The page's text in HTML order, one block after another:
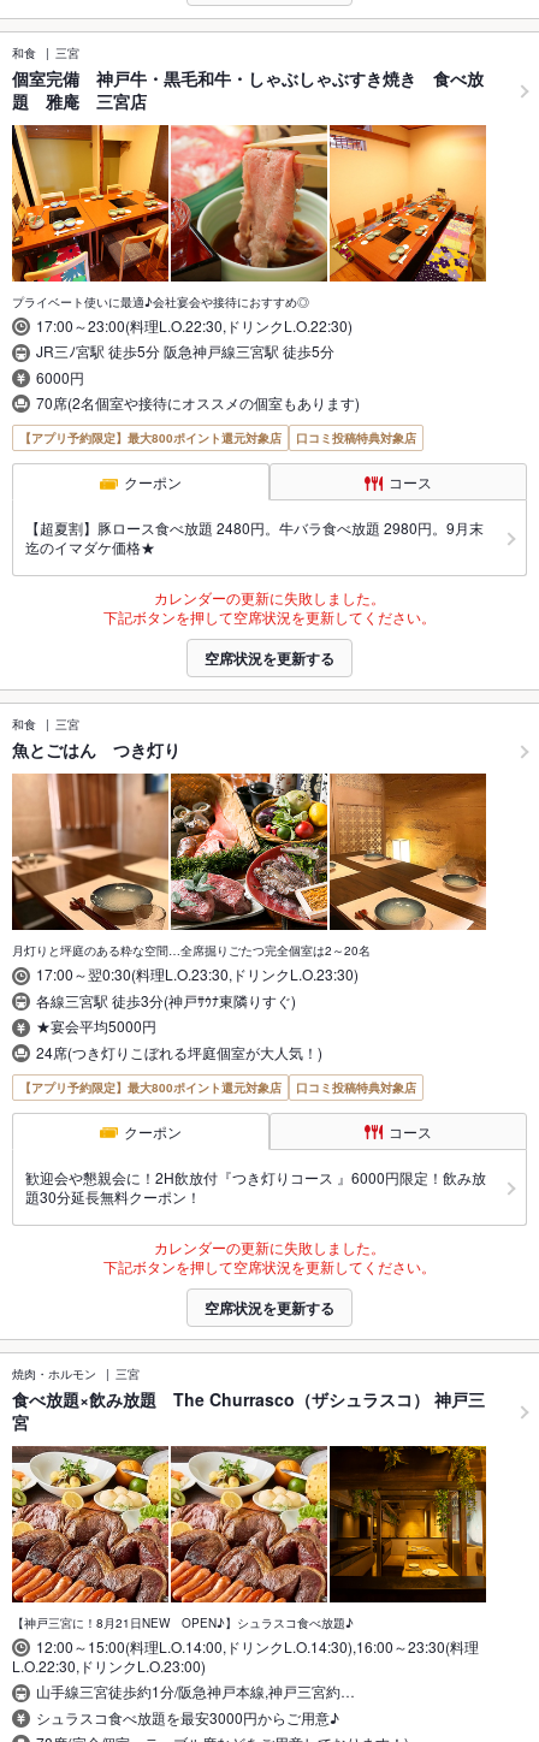
和食 三宮
個室完備 神戸牛・黒毛和牛・しゃぶしゃぶすき焼き 食べ放
題 雅庵 三宮店
プライベート使いに最適♪会社宴会や接待におすすめ◎
17:00～23:00(料理L.O.22:30,ドリンクL.O.22:30)
JR三ﾉ宮駅 徒歩5分 阪急神戸線三宮駅 徒歩5分
6000円
70席(2名個室や接待にオススメの個室もあります)
【アプリ予約限定】最大800ポイント還元対象店 口コミ投稿特典対象店
クーポン コース
【超夏割】豚ロース食べ放題 2480円。牛バラ食べ放題 2980円。9月末
迄のイマダケ価格★
カレンダーの更新に失敗しました。
下記ボタンを押して空席状況を更新してください。
空席状況を更新する
和食 三宮
魚とごはん つき灯り
月灯りと坪庭のある粋な空間…全席掘りごたつ完全個室は2～20名
17:00～翌0:30(料理L.O.23:30,ドリンクL.O.23:30)
各線三宮駅 徒歩3分(神戸ｻｳﾅ東隣りすぐ)
★宴会平均5000円
24席(つき灯りこぼれる坪庭個室が大人気！)
【アプリ予約限定】最大800ポイント還元対象店 口コミ投稿特典対象店
クーポン コース
歓迎会や懇親会に！2H飲放付『つき灯りコース 』6000円限定！飲み放
題30分延長無料クーポン！
カレンダーの更新に失敗しました。
下記ボタンを押して空席状況を更新してください。
空席状況を更新する
焼肉・ホルモン 三宮
食べ放題×飲み放題 The Churrasco（ザシュラスコ） 神戸三
宮
【神戸三宮に！8月21日NEW OPEN♪】シュラスコ食べ放題♪
12:00～15:00(料理L.O.14:00,ドリンクL.O.14:30),16:00～23:30(料理
L.O.22:30,ドリンクL.O.23:00)
山手線三宮徒歩約1分/阪急神戸本線,神戸三宮約…
シュラスコ食べ放題を最安3000円からご用意♪